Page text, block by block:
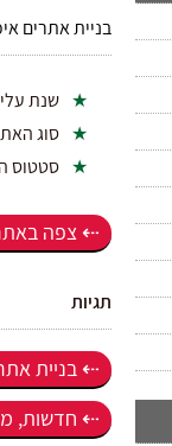
בניית אתרים
שנת
סוג
סטטוס
צפה
תגיות
בניית
חדשות,